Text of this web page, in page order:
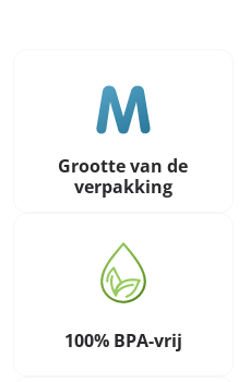
Grootte van de
verpakking
100% BPA-vrij